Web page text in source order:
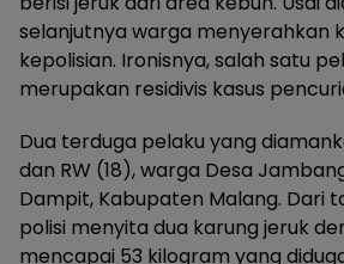
selanjutnya warga menyerahkan
kepolisian. Ironisnya, salah satu
merupakan residivis kasus
Dua terduga pelaku yang
dan RW (18), warga Desa
Dampit, Kabupaten Malang. Dari
polisi menyita dua karung jeruk
mencapai 53 kilogram yang